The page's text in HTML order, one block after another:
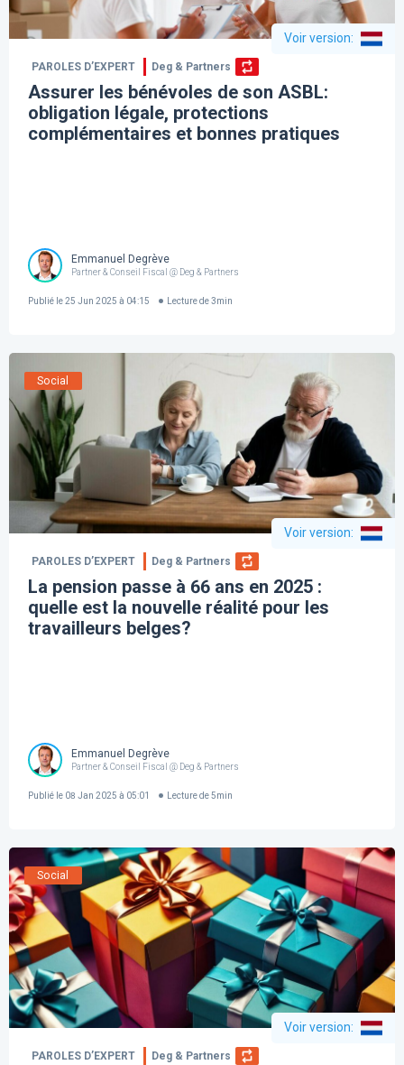
Voir version:
PAROLES D’EXPERT Deg & Partners
Assurer les bénévoles de son ASBL:
obligation légale, protections
complémentaires et bonnes pratiques
Emmanuel Degrève
Partner & Conseil Fiscal @ Deg & Partners
Publié le25 Jun 2025 à 04:15 Lecture de 3min
Social
Voir version:
PAROLES D’EXPERT Deg & Partners
La pension passe à 66 ans en 2025 :
quelle est la nouvelle réalité pour les
travailleurs belges?
Emmanuel Degrève
Partner & Conseil Fiscal @ Deg & Partners
Publié le 08 Jan 2025 à 05:01 Lecture de 5min
Social
Voir version:
PAROLES D’EXPERT Deg & Partners